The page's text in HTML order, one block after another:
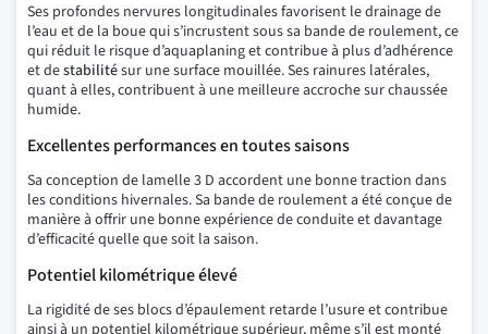
Ses profondes nervures longitudinales favorisent le drainage de
l’eau et de la boue qui s’incrustent sous sa bande de roulement, ce
qui réduit le risque d’aquaplaning et contribue à plus d’adhérence
et destabilitésur une surface mouillée. Ses rainures latérales,
quant à elles, contribuent à une meilleure accroche sur chaussée
humide.
Excellentes performances en toutes saisons
Sa conception de lamelle 3 D accordent une bonne traction dans
les conditions hivernales. Sa bande de roulement a été conçue de
manière à offrir une bonne expérience de conduite et davantage
d’efficacité quelle que soit la saison.
Potentiel kilométrique élevé
La rigidité de ses blocs d’épaulement retarde l’usure et contribue